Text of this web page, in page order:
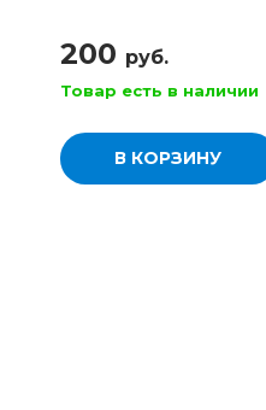
200 руб.
Товар есть в наличии
В КОРЗИНУ